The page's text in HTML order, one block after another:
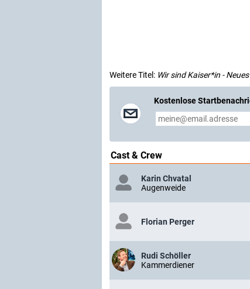
Weitere Titel: Wir sind Kaiser*in -
Kostenlose
Cast & Crew
Karin Chvatal
Augenweide
Florian Perger
Rudi Schöller
Kammerdiener